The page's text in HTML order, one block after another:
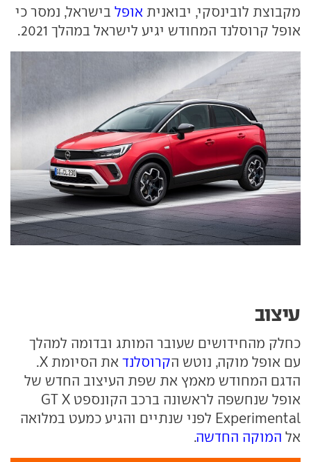
מקבוצת לובינסקי, יבואנית אופל בישראל, נמסר כי
אופל קרוסלנד המחודש יגיע לישראל במהלך 2021.
עיצוב
כחלק מהחידושים שעובר המותג ובדומה למהלך
עם אופל מוקה, נוטש הקרוסלנד
את הסיומת X.
הדגם המחודש מאמץ את שפת העיצוב החדש של
אופל שנחשפה לראשונה ברכב הקונספט GT X
Experimental לפני שנתיים והגיע כמעט במלואה
אל המוקה החדשה.